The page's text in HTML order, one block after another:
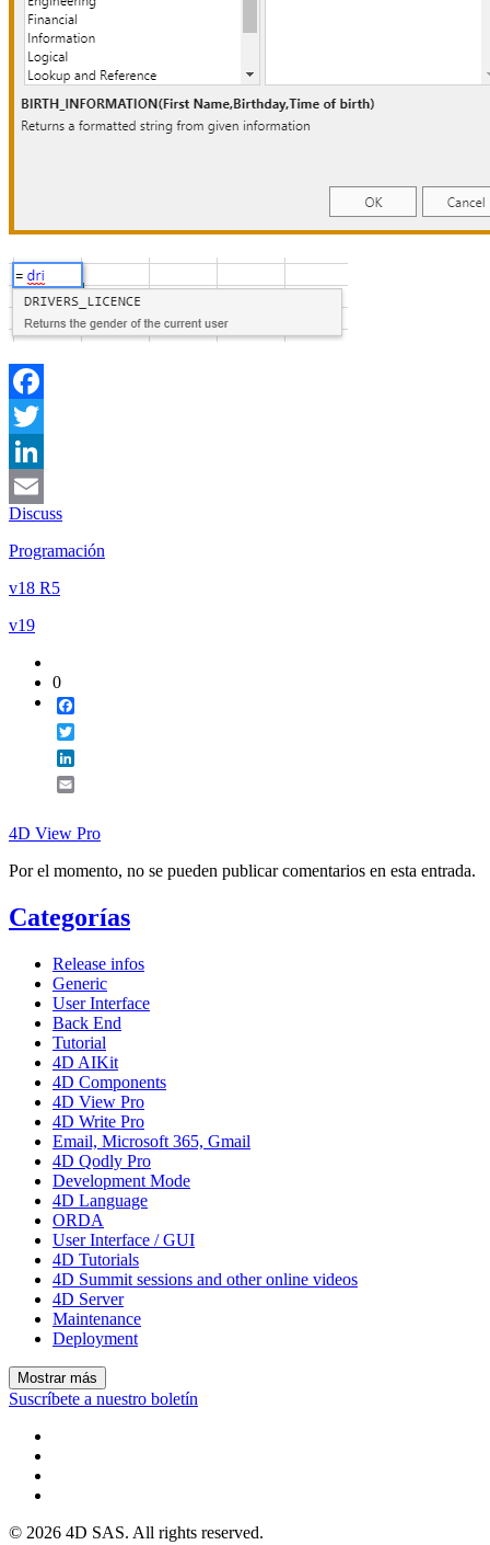
Facebook
Twitter
LinkedIn
Email
Discuss
Programación
v18 R5
v19
0
4D View Pro
Por el momento, no se pueden publicar comentarios en esta entrada.
Categorías
Release infos
Generic
User Interface
Back End
Tutorial
4D AIKit
4D Components
4D View Pro
4D Write Pro
Email, Microsoft 365, Gmail
4D Qodly Pro
Development Mode
4D Language
ORDA
User Interface / GUI
4D Tutorials
4D Summit sessions and other online videos
4D Server
Maintenance
Deployment
Mostrar más
Suscríbete a nuestro boletín
© 2026 4D SAS. All rights reserved.